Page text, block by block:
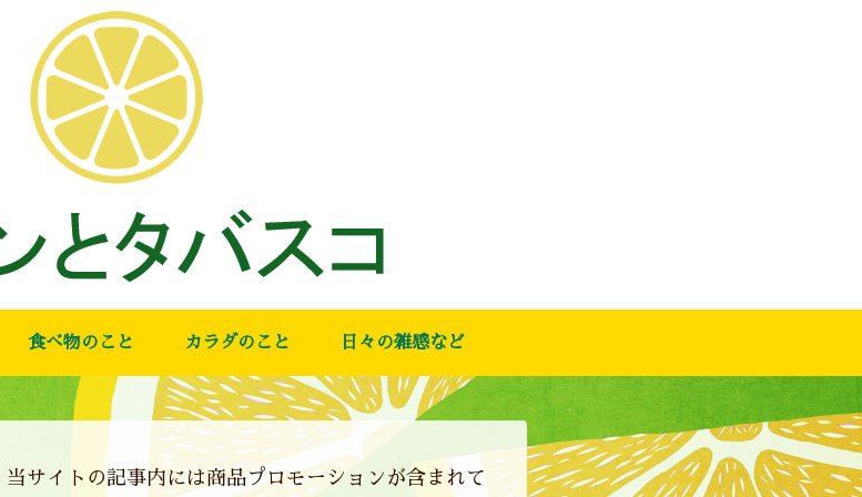
食べ物のこと カラダのこと 日々の雑感など
当サイトの記事内には商品プロモーションが含まれて